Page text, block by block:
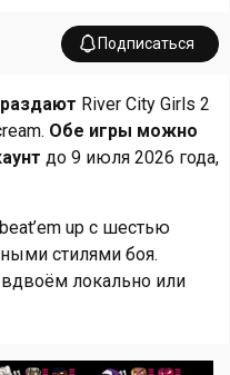
Подписаться
River City Girls 2
Обе игры можно
до 9 июля 2026 года,
up с шестью
стилями боя.
локально или